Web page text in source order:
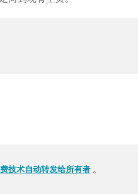
向您提供 SEPA 银行的详细
技术自动转发给所有者 。